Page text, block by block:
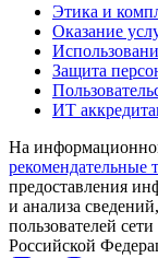
Этика и
Оказание
Защита
ИТ
На
рекомендательные
предоставления
и анализа
пользователей
Российской